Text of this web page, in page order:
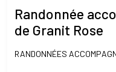
Randonnée
de Granit Rose
RANDONNÉES